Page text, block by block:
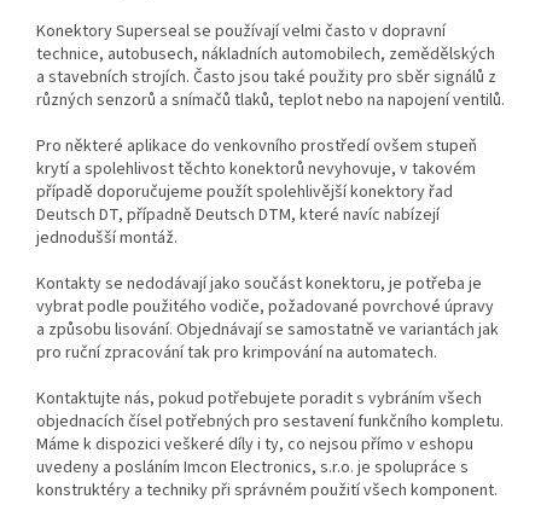
Konektory Superseal se používají velmi často v dopravní
technice, autobusech, nákladních automobilech, zemědělských
a stavebních strojích. Často jsou také použity pro sběr signálů z
různých senzorů a snímačů tlaků, teplot nebo na napojení ventilů.
Pro některé aplikace do venkovního prostředí ovšem stupeň
krytí a spolehlivost těchto konektorů nevyhovuje, v takovém
případě doporučujeme použít spolehlivější konektory řad
Deutsch DT, případně Deutsch DTM, které navíc nabízejí
jednodušší montáž.
Kontakty se nedodávají jako součást konektoru, je potřeba je
vybrat podle použitého vodiče, požadované povrchové úpravy
a způsobu lisování. Objednávají se samostatně ve variantách jak
pro ruční zpracování tak pro krimpování na automatech.
Kontaktujte nás, pokud potřebujete poradit s vybráním všech
objednacích čísel potřebných pro sestavení funkčního kompletu.
Máme k dispozici veškeré díly i ty, co nejsou přímo v eshopu
uvedeny a posláním Imcon Electronics, s.r.o. je spolupráce s
konstruktéry a techniky při správném použití všech komponent.